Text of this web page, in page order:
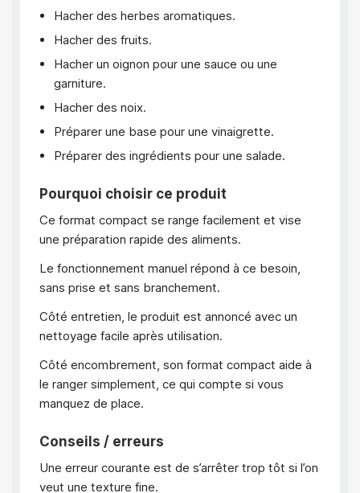
Hacher des herbes aromatiques.
Hacher des fruits.
Hacher un oignon pour une sauce ou une
garniture.
Hacher des noix.
Préparer une base pour une vinaigrette.
Préparer des ingrédients pour une salade.
Pourquoi choisir ce produit
Ce format compact se range facilement et vise
une préparation rapide des aliments.
Le fonctionnement manuel répond à ce besoin,
sans prise et sans branchement.
Côté entretien, le produit est annoncé avec un
nettoyage facile après utilisation.
Côté encombrement, son format compact aide à
le ranger simplement, ce qui compte si vous
manquez de place.
Conseils / erreurs
Une erreur courante est de s’arrêter trop tôt si l’on
veut une texture fine.